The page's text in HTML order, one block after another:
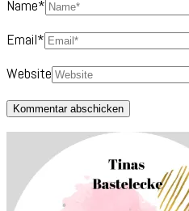
Name*
Email*
Website